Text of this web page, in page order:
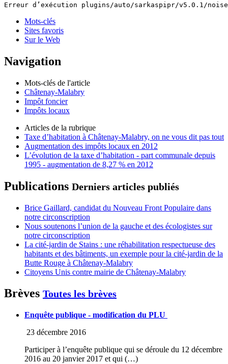
Erreur d’exécution plugins/auto/sarkaspipr/v5.0.1/
Mots-clés
Sites favoris
Sur le Web
Navigation
Mots-clés de l'article
Châtenay-Malabry
Impôt foncier
Impôts locaux
Articles de la rubrique
Taxe d’habitation à Châtenay-Malabry, on ne vous dit pas tout
Augmentation des impôts locaux en 2012
L’évolution de la taxe d’habitation - part communale depuis
1995 - augmentation de 8,27 % en 2012
Publications Derniers articles publiés
Brice Gaillard, candidat du Nouveau Front Populaire dans
notre circonscription
Nous soutenons l’union de la gauche et des écologistes sur
notre circonscription
La cité-jardin de Stains : une réhabilitation respectueuse des
habitants et des bâtiments, un exemple pour la cité-jardin de la
Butte Rouge à Châtenay-Malabry
Citoyens Unis contre mairie de Châtenay-Malabry
Brèves Toutes les brèves
Enquête publique - modification du PLU
23 décembre 2016
Participer à l’enquête publique qui se déroule du 12 décembre
2016 au 20 janvier 2017 et qui (…)